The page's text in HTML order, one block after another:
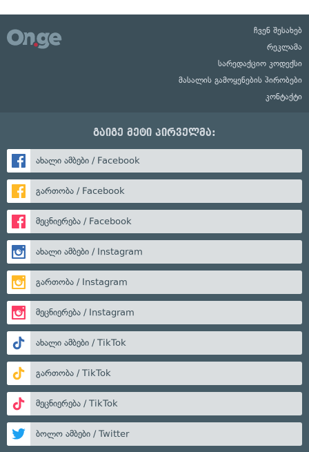
ჩვენ შესახებ
რეკლამა
სარედაქციო კოდექსი
მასალის გამოყენების პირობები
კონტაქტი
გაიგე მეტი პირველმა:
ახალი ამბები / Facebook
გართობა / Facebook
მეცნიერება / Facebook
ახალი ამბები / Instagram
გართობა / Instagram
მეცნიერება / Instagram
ახალი ამბები / TikTok
გართობა / TikTok
მეცნიერება / TikTok
ბოლო ამბები / Twitter